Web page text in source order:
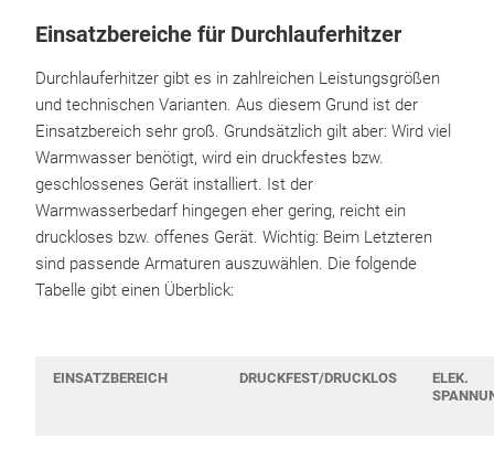
Einsatzbereiche für Durchlauferhitzer
Durchlauferhitzer gibt es in zahlreichen Leistungsgrößen
und technischen Varianten. Aus diesem Grund ist der
Einsatzbereich sehr groß. Grundsätzlich gilt aber: Wird viel
Warmwasser benötigt, wird ein druckfestes bzw.
geschlossenes Gerät installiert. Ist der
Warmwasserbedarf hingegen eher gering, reicht ein
druckloses bzw. offenes Gerät. Wichtig: Beim Letzteren
sind passende Armaturen auszuwählen. Die folgende
Tabelle gibt einen Überblick:
EINSATZBEREICH DRUCKFEST/DRUCKLOS
ELEK.